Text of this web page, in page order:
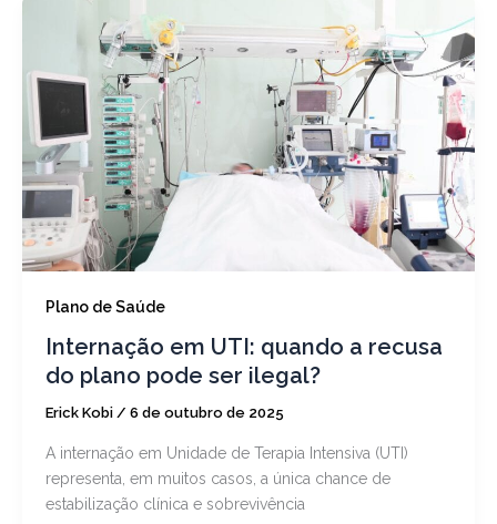
Plano de Saúde
Internação em UTI: quando a recusa
do plano pode ser ilegal?
Erick Kobi / 6 de outubro de 2025
A internação em Unidade de Terapia Intensiva (UTI)
representa, em muitos casos, a única chance de
estabilização clínica e sobrevivência